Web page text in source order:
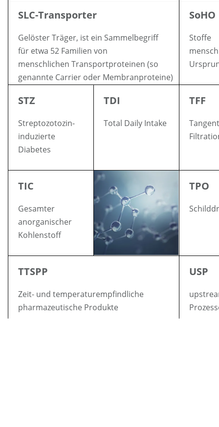
SLC-Transporter
Gelöster Träger, ist ein Sammelbegriff
für etwa 52 Familien von
menschlichen Transportproteinen (so
genannte Carrier oder Membranproteine)
SoHO
Stoffe
STZ
Streptozotozin-
induzierte
Diabetes
TDI
Total Daily Intake
TFF
TIC
Gesamter
anorganischer
Kohlenstoff
TPO
TTSPP
Zeit- und temperaturempfindliche
pharmazeutische Produkte
USP